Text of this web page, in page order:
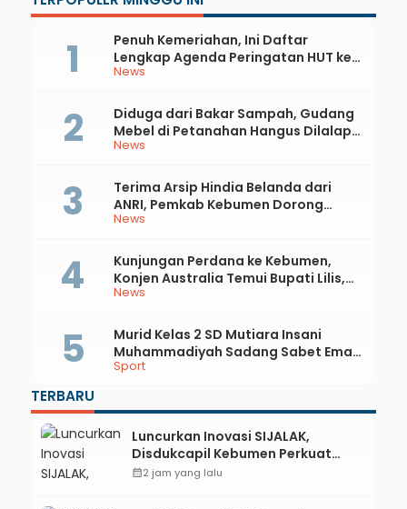
Pajak Lebih Awal
News
Penuh Kemeriahan, Ini Daftar
Lengkap Agenda Peringatan HUT ke-
81 RI dan Hari Jadi ke-397 Kabupaten
News
Diduga dari Bakar Sampah, Gudang
Mebel di Petanahan Hangus Dilalap
Api
News
Terima Arsip Hindia Belanda dari
ANRI, Pemkab Kebumen Dorong
Integrasi Sejarah, Geopark, dan
News
Kunjungan Perdana ke Kebumen,
Konjen Australia Temui Bupati Lilis,
Ini yang Dibahas
Sport
Murid Kelas 2 SD Mutiara Insani
Muhammadiyah Sadang Sabet Emas
dan Perak di Kejurda Tapak Suci
TERBARU
Luncurkan Inovasi SIJALAK,
Disdukcapil Kebumen Perkuat
Jejaring Literasi Adminduk hingga
calendar_month2 jam yang lalu